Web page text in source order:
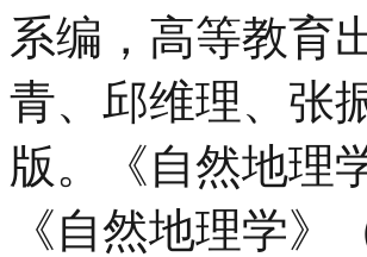
系编，高等教育
青、邱维理、张
版。《自然地理
《自然地理学